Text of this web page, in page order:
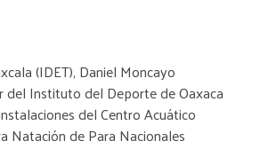
(IDET), Daniel Moncayo
del Instituto del Deporte de Oaxaca
del Centro Acuático
Natación de Para Nacionales